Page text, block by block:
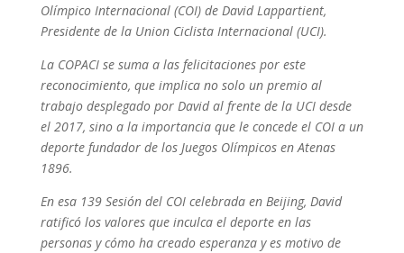
Olímpico Internacional (COI) de David Lappartient,
Presidente de la Union Ciclista Internacional (UCI).
La COPACI se suma a las felicitaciones por este
reconocimiento, que implica no solo un premio al
trabajo desplegado por David al frente de la UCI desde
el 2017, sino a la importancia que le concede el COI a un
deporte fundador de los Juegos Olímpicos en Atenas
1896.
En esa 139 Sesión del COI celebrada en Beijing, David
ratificó los valores que inculca el deporte en las
personas y cómo ha creado esperanza y es motivo de